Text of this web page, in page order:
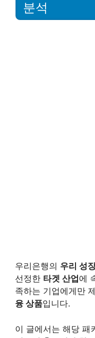
분석
우리은행의 우리 성
선정한 타겟 산업 에
족하는 기업에게만
융 상품입니다.
이 글에서는 해당 패